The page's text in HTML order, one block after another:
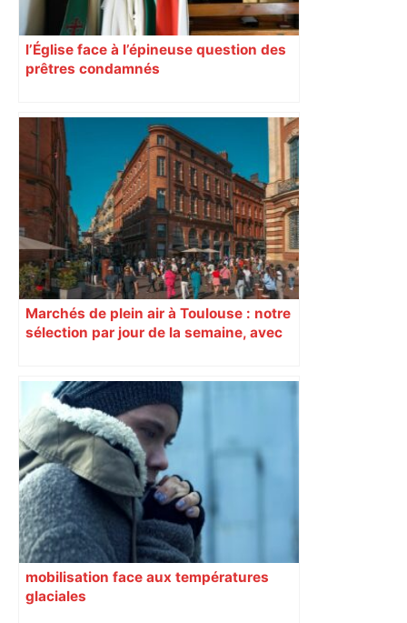
l’Église face à l’épineuse question des
prêtres condamnés
Marchés de plein air à Toulouse : notre
sélection par jour de la semaine, avec
mobilisation face aux températures
glaciales